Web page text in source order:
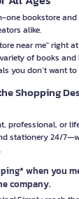
one bookstore
alike.
near me" right
of books
you don’t want to
Shopping
professional, or
stationery 24/
when you
company.